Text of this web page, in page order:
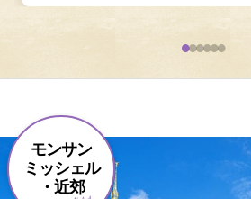
モンサン
ミッシェル
・近郊